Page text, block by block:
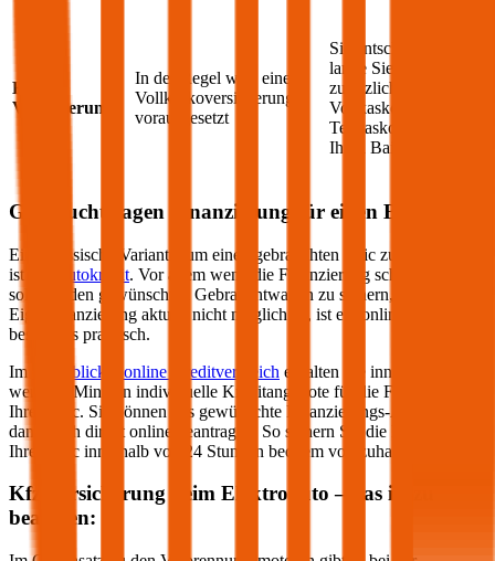
Kfz-
Versicherung
In der Regel wird eine
Vollkaskoversicherung
vorausgesetzt
Sie entscheiden, wie
lange Sie einen
zusätzlichen
Vollkasko- oder
Teilkasko-Schutz für
Ihren Baic
Gebrauchtwagen Finanzierung für einen Baic
Eine klassische Variante, um einen gebrauchten Baic zu finanzieren,
ist der
Autokredit. Vor allem wenn die Finanzierung schnell gehen
soll, um den gewünschten Gebrauchtwagen zu sichern, aber eine
Eigenfinanzierung aktuell nicht möglich ist, ist ein online Autokredit
besonders praktisch.
Im
durchblicker online Kreditvergleich erhalten Sie innerhalb von
wenigen Minuten individuelle Kreditangebote für die Finanzierung
Ihres
Baic. Sie können das gewünschte Finanzierungs-Angebot
dann auch direkt online beantragen. So sichern Sie die Finanzierung
Ihres
Baic innerhalb von 24 Stunden bequem von zuhause aus.
Kfz-Versicherung beim Elektroauto – das ist zu
beachten: